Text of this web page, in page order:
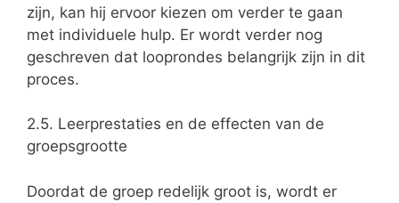
zijn, kan hij ervoor kiezen om verder te gaan
met individuele hulp. Er wordt verder nog
geschreven dat looprondes belangrijk zijn in dit
proces.
2.5. Leerprestaties en de effecten van de
groepsgrootte
Doordat de groep redelijk groot is, wordt er